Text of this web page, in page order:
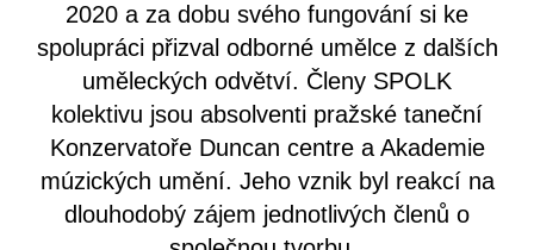
2020 a za dobu svého fungování si ke
spolupráci přizval odborné umělce z dalších
uměleckých odvětví. Členy SPOLK
kolektivu jsou absolventi pražské taneční
Konzervatoře Duncan centre a Akademie
múzických umění. Jeho vznik byl reakcí na
dlouhodobý zájem jednotlivých členů o